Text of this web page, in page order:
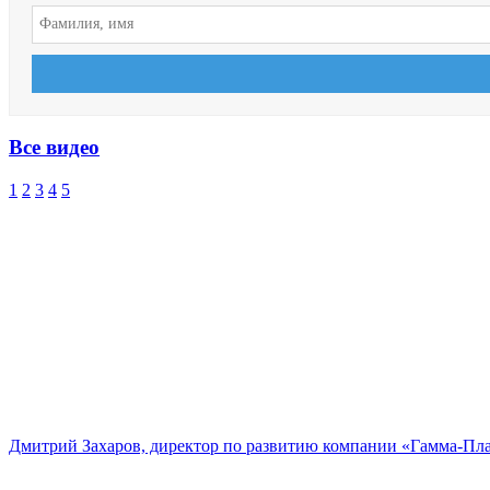
Все видео
1 2 3 4 5
Дмитрий Захаров, директор по развитию компании «Гамма-